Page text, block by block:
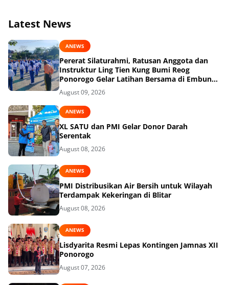
Latest News
ANEWS
Pererat Silaturahmi, Ratusan Anggota dan
Instruktur Ling Tien Kung Bumi Reog
Ponorogo Gelar Latihan Bersama di Embung
Pakel
August 09, 2026
ANEWS
XL SATU dan PMI Gelar Donor Darah
Serentak
August 08, 2026
ANEWS
PMI Distribusikan Air Bersih untuk Wilayah
Terdampak Kekeringan di Blitar
August 08, 2026
ANEWS
Lisdyarita Resmi Lepas Kontingen Jamnas XII
Ponorogo
August 07, 2026